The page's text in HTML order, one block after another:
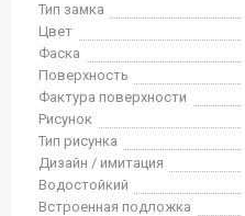
Тип замка
Цвет
Фаска
Поверхность
Фактура поверхности
Рисунок
Тип рисунка
Дизайн / имитация
Водостойкий
Встроенная подложка